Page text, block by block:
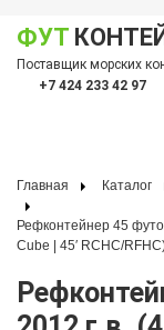
ФУТ
Поставщик морских
+7 424 233 42 97
Главная Каталог
Рефконтейнер 45 футов высокий 2012 г.в. (45′ Reefer Container High
Cube | 45′ RCHC/
Рефконтейнер 45 футов высокий
меню